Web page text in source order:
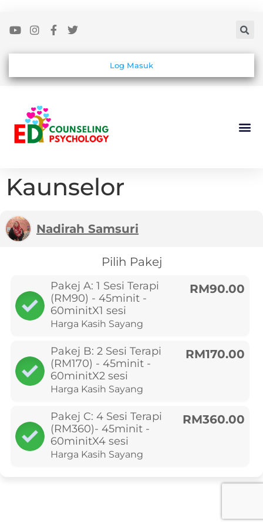
Log Masuk
Kaunselor
Nadirah Samsuri
Pilih Pakej
Pakej A: 1 Sesi Terapi
(RM90) - 45minit -
60minitX1 sesi
Harga Kasih Sayang
RM90.00
Pakej B: 2 Sesi Terapi
(RM170) - 45minit -
60minitX2 sesi
Harga Kasih Sayang
RM170.00
Pakej C: 4 Sesi Terapi
(RM360)- 45minit -
60minitX4 sesi
Harga Kasih Sayang
RM360.00